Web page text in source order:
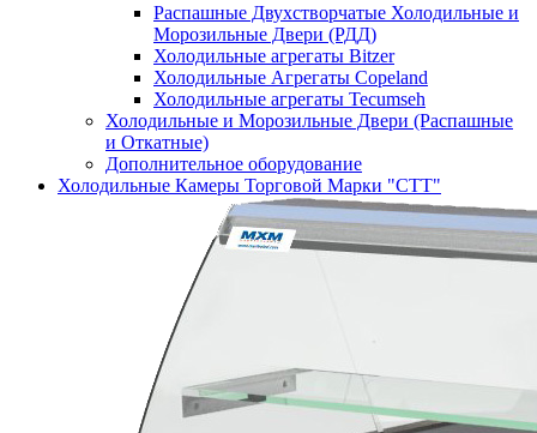
Распашные Двухстворчатые Холодильные и
Морозильные Двери (РДД)
Холодильные агрегаты Bitzer
Холодильные Агрегаты Copeland
Холодильные агрегаты Tecumseh
Холодильные и Морозильные Двери (Распашные
и Откатные)
Дополнительное оборудование
Холодильные Камеры Торговой Марки "СТТ"